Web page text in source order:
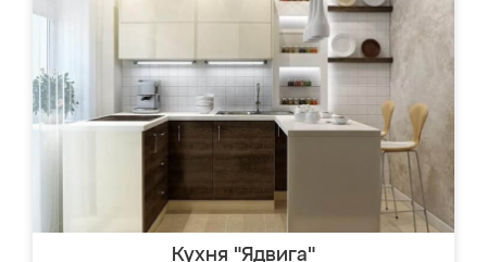
Кухня "Ядвига"